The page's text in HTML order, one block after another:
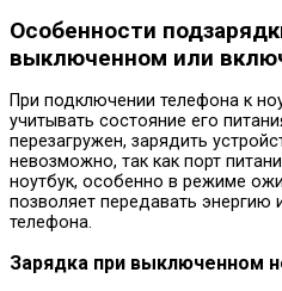
Особенности
выключенном или
При подключении телефона к
учитывать состояние его
перезагружен, зарядить
невозможно, так как порт
ноутбук, особенно в режиме
позволяет передавать энергию
телефона.
Зарядка при выключенном